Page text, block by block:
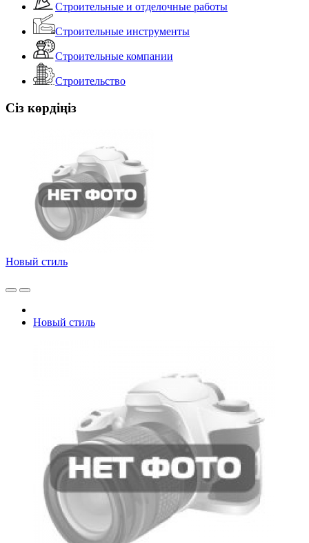
Строительные и отделочные работы
Строительные инструменты
Строительные компании
Строительство
Сіз көрдіңіз
Новый стиль
Новый стиль